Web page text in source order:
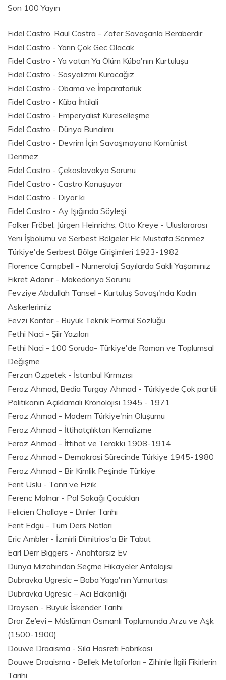
Son 100 Yayın
Fidel Castro, Raul Castro - Zafer Savaşanla Beraberdir
Fidel Castro - Yarın Çok Gec Olacak
Fidel Castro - Ya vatan Ya Ölüm Küba'nın Kurtuluşu
Fidel Castro - Sosyalizmi Kuracağız
Fidel Castro - Obama ve İmparatorluk
Fidel Castro - Küba İhtilali
Fidel Castro - Emperyalist Küreselleşme
Fidel Castro - Dünya Bunalımı
Fidel Castro - Devrim İçin Savaşmayana Komünist
Denmez
Fidel Castro - Çekoslavakya Sorunu
Fidel Castro - Castro Konuşuyor
Fidel Castro - Diyor ki
Fidel Castro - Ay Işığında Söyleşi
Folker Fröbel, Jürgen Heinrichs, Otto Kreye - Uluslararası
Yeni İşbölümü ve Serbest Bölgeler Ek; Mustafa Sönmez
Türkiye'de Serbest Bölge Girişimleri 1923-1982
Florence Campbell - Numeroloji Sayılarda Saklı Yaşamınız
Fikret Adanır - Makedonya Sorunu
Fevziye Abdullah Tansel - Kurtuluş Savaşı'nda Kadın
Askerlerimiz
Fevzi Kantar - Büyük Teknik Formül Sözlüğü
Fethi Naci - Şiir Yazıları
Fethi Naci - 100 Soruda- Türkiye'de Roman ve Toplumsal
Değişme
Ferzan Özpetek - İstanbul Kırmızısı
Feroz Ahmad, Bedia Turgay Ahmad - Türkiyede Çok partili
Politikanın Açıklamalı Kronolojisi 1945 - 1971
Feroz Ahmad - Modern Türkiye'nin Oluşumu
Feroz Ahmad - İttihatçılıktan Kemalizme
Feroz Ahmad - İttihat ve Terakki 1908-1914
Feroz Ahmad - Demokrasi Sürecinde Türkiye 1945-1980
Feroz Ahmad - Bir Kimlik Peşinde Türkiye
Ferit Uslu - Tanrı ve Fizik
Ferenc Molnar - Pal Sokağı Çocukları
Felicien Challaye - Dinler Tarihi
Ferit Edgü - Tüm Ders Notları
Eric Ambler - İzmirli Dimitrios'a Bir Tabut
Earl Derr Biggers - Anahtarsız Ev
Dünya Mizahından Seçme Hikayeler Antolojisi
Dubravka Ugresic – Baba Yaga'nın Yumurtası
Dubravka Ugresic – Acı Bakanlığı
Droysen - Büyük İskender Tarihi
Dror Ze’evi – Müslüman Osmanlı Toplumunda Arzu ve Aşk
(1500-1900)
Douwe Draaisma - Sıla Hasreti Fabrikası
Douwe Draaisma - Bellek Metaforları - Zihinle İlgili Fikirlerin
Tarihi